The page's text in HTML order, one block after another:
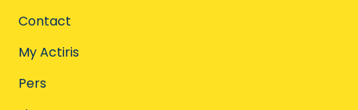
Contact
My Actiris
Pers